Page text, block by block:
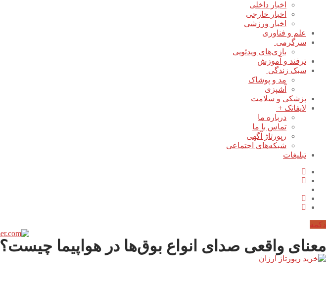
اخبار داخلی
اخبار خارجی
اخبار ورزشی
علم و فناوری
سرگرمی
بازی‌های ویدئویی
ترفند و آموزش
سبک زندگی
مد و پوشاک
آشپزی
پزشکی و سلامت
لایفاتک +
درباره ما
تماس با ما
رپورتاژ آگهی
شبکه‌های اجتماعی
تبلیغات
دکمه
معنای واقعی صدای انواع بوق‌ها در هواپیما چیست؟